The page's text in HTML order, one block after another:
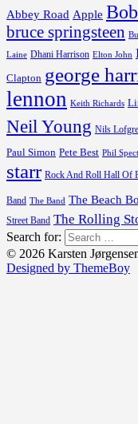
Abbey Road Apple
bruce springsteen
Laine Dhani Harrison Elton John
Clapton george
lennon Keith Richards
Neil Young Nils
Paul Simon Pete Best Phil
starr Rock And Roll Hall Of
Band The Band The Beach
Street Band The Rolling
Search for:
© 2026 Karsten
Designed by ThemeBoy